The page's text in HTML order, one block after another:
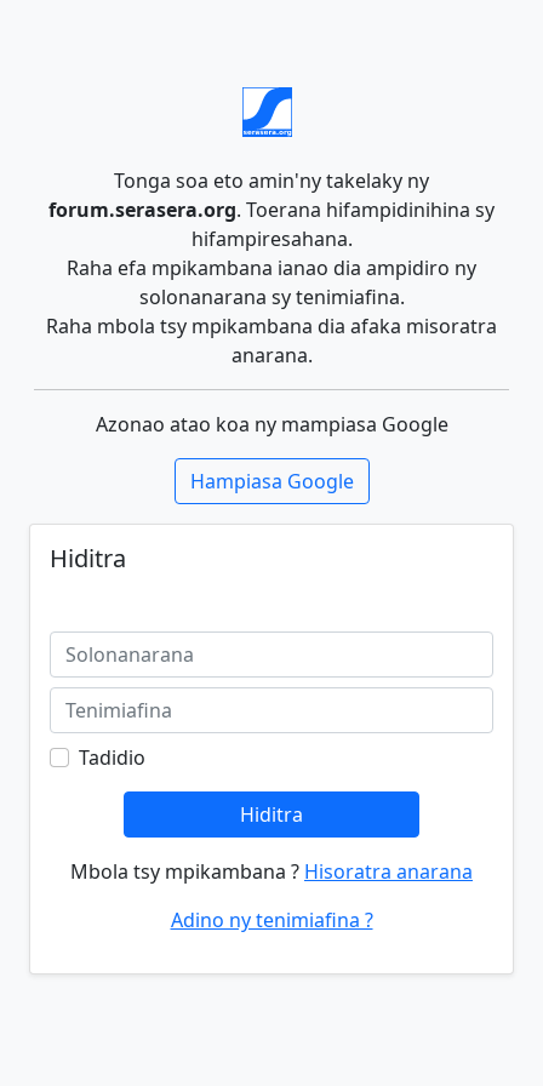
Tonga soa eto amin'ny takelaky ny
forum.serasera.org. Toerana hifampidinihina sy
hifampiresahana.
Raha efa mpikambana ianao dia ampidiro ny
solonanarana sy tenimiafina.
Raha mbola tsy mpikambana dia afaka misoratra
anarana.
Azonao atao koa ny mampiasa Google
Hampiasa Google
Hiditra
Tadidio
Hiditra
Mbola tsy mpikambana ? Hisoratra anarana
Adino ny tenimiafina ?